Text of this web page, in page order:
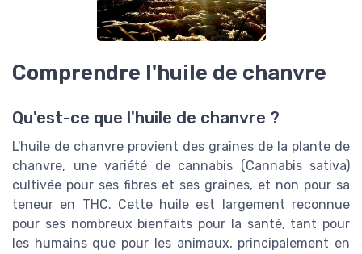
Comprendre l'huile de chanvre
Qu'est-ce que l'huile de chanvre ?
L'huile de chanvre provient des graines de la plante de
chanvre, une variété de cannabis (Cannabis sativa)
cultivée pour ses fibres et ses graines, et non pour sa
teneur en THC. Cette huile est largement reconnue
pour ses nombreux bienfaits pour la santé, tant pour
les humains que pour les animaux, principalement en